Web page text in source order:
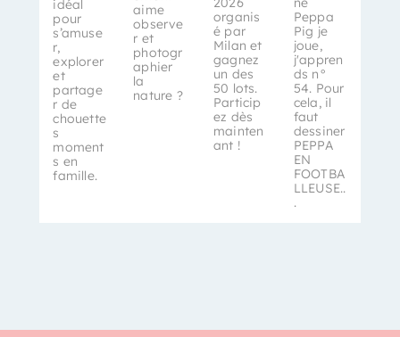
idéal
pour
s’amuse
r,
explorer
et
partage
r de
chouette
s
moment
s en
famille.
aime
observe
r et
photogr
aphier
la
nature ?
organis
é par
Milan et
gagnez
un des
50 lots.
Particip
ez dès
mainten
ant !
Peppa
Pig je
joue,
j'appren
ds n°
54. Pour
cela, il
faut
dessiner
PEPPA
EN
FOOTBA
LLEUSE..
.